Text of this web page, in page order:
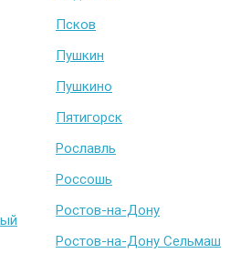
Псков
Пушкин
Пушкино
Пятигорск
Рославль
Россошь
Ростов-на-Дону
Ростов-на-Дону Сельмаш